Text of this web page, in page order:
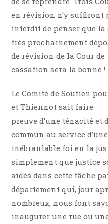
en révision n’y suffiront
interdit de penser que
très prochainement
de révision de la Cour de
cassation sera la bonne !
Le Comité de Soutien
et Thiennot sait faire
preuve d’une ténacité et
commun au service d’une
inébranlable foi en la
simplement que justice
aidés dans cette tâche
département qui, jour
nombreux, nous font
inaugurer une rue ou